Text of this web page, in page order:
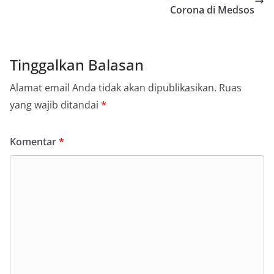
Corona di Medsos
Tinggalkan Balasan
Alamat email Anda tidak akan dipublikasikan. Ruas
yang wajib ditandai *
Komentar*